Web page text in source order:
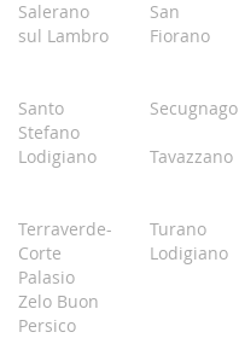
Salerano
sul Lambro
San
Fiorano
Santo
Stefano
Lodigiano
Secugnago
Tavazzano
Terraverde-
Corte
Palasio
Turano
Lodigiano
Zelo Buon
Persico